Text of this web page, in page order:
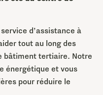
d’assistance à
tout au long des
bâtiment tertiaire. Notre
énergétique et vous
pour réduire le